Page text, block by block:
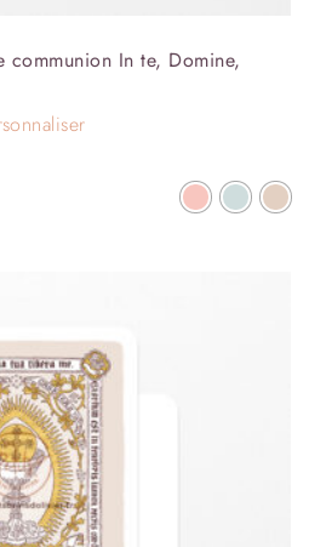
communion In te, Domine,